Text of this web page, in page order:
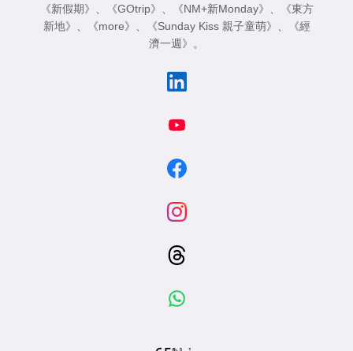
《新假期》 、 《GOtrip》 、 《NM+新Monday》 、
《東方
新地》 、 《more》 、 《Sunday Kiss 親子童萌》 、
《經
濟一週》 。